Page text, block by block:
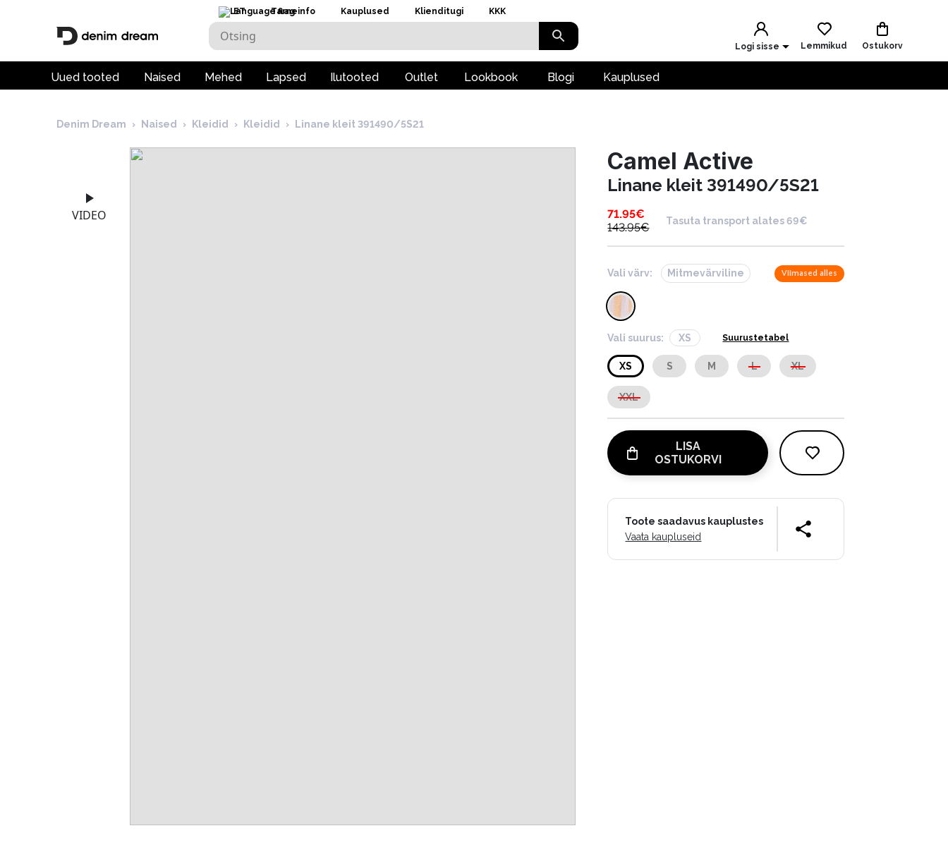
ET Tarneinfo Kauplused Klienditugi KKK
Logi sisse Lemmikud Ostukorv
Uued tooted Naised Mehed Lapsed Ilutooted Outlet Lookbook Blogi Kauplused
Denim Dream › Naised › Kleidid › Kleidid › Linane kleit 391490/5S21
VIDEO
Camel Active
Linane kleit 391490/5S21
71.95€
143.95€
Tasuta transport alates 69€
Vali värv: Mitmevärviline Viimased alles
Vali suurus: XS Suurustetabel
XS S M L XL
XXL
LISA
OSTUKORVI
Toote saadavus kauplustes
Vaata kaupluseid